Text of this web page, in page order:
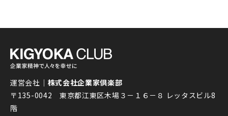
運営会社｜ 株式会社企業家倶楽部
〒135-0042 東京都江東区木場３－１６－８ レッタスビル8
階